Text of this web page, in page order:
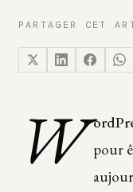
PARTAGER CET
W pour